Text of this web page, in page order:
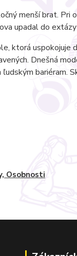
menší brat. Pri
upadal do
ktorá uspokojuje
Dnešná
bariéram.
Osobnosti